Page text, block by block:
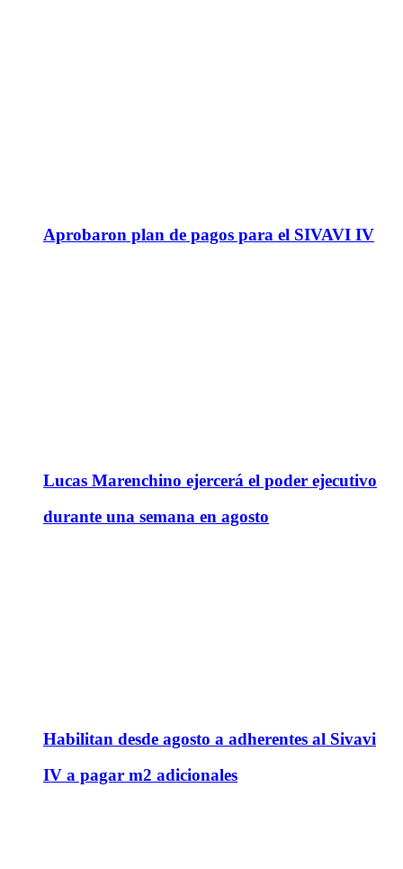
Aprobaron plan de pagos para el SIVAVI IV
Lucas Marenchino ejercerá el poder ejecutivo
durante una semana en agosto
Habilitan desde agosto a adherentes al Sivavi
IV a pagar m2 adicionales